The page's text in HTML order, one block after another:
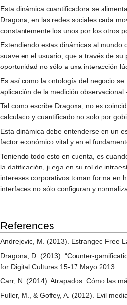
Esta dinámica cuantificadora se
Dragona, en las redes sociales cada
constantemente los unos por los otros
Extendiendo estas dinámicas al mundo
suave en el usuario, que a través de
oportunidad no sólo a una interacción
Es así como la ontología del negocio
aplicación de la medición
Tal como escribe Dragona, no es
calculado y cuantificado no solo por
Esta dinámica debe entenderse en un
factor económico vital y en el
Teniendo todo esto en cuenta, es
la datificación, juega en su rol de
intereses corporativos toman forma en
interfaces no sólo configuran y
References
Andrejevic, M. (2013). Estranged Free
Dragona, D. (2013). “Counter-
for Digital Cultures 15-17 Mayo 2013 .
Carr, N. (2014). Atrapados. Cómo las
Fuller, M., & Goffey, A. (2012). Evil